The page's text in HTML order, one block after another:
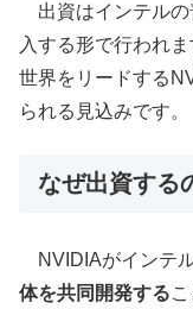
出資はインテルの
入する形で行われ
世界をリードする
られる見込みです。
なぜ出資する
NVIDIAがインテ
体を共同開発する